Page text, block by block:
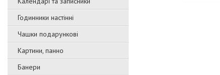
Годинники настінні
Чашки подарункові
Картини, панно
Банери